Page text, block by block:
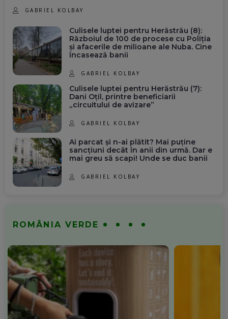
GABRIEL KOLBAY
Culisele luptei pentru Herăstrău (8):
Războiul de 100 de procese cu Poliția
și afacerile de milioane ale Nuba. Cine
încasează banii
GABRIEL KOLBAY
Culisele luptei pentru Herăstrău (7):
Dani Oțil, printre beneficiarii
„circuitului de avizare”
GABRIEL KOLBAY
Ai parcat și n-ai plătit? Mai puține
sancțiuni decât în anii din urmă. Dar e
mai greu să scapi! Unde se duc banii
GABRIEL KOLBAY
ROMÂNIA VERDE